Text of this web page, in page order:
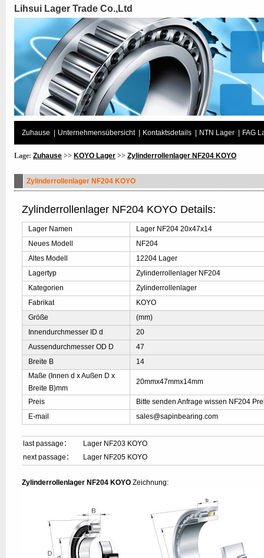
Lihsui Lager Trade Co.,Ltd
Zuhause Unternehmensübersicht Kontaktsdetails NTN Lager FAG
Lage: Zuhause >> KOYO Lager >> Zylinderrollenlager NF204 KOYO
Zylinderrollenlager NF204 KOYO
Zylinderrollenlager NF204 KOYO Details:
Lager Namen
Lager NF204 20x47x14
Neues Modell
NF204
Altes Modell
12204 Lager
Lagertyp
Zylinderrollenlager NF204
Kategorien
Zylinderrollenlager
Fabrikat
KOYO
Größe
(mm)
Innendurchmesser ID d
20
Aussendurchmesser OD D
47
Breite B
14
Maße (Innen d x Außen D x
Breite B)mm
20mmx47mmx14mm
Preis
Bitte senden Anfrage wissen NF204
E-mail
sales@sapinbearing.com
last passage：
Lager NF203 KOYO
next passage：
Lager NF205 KOYO
Zylinderrollenlager NF204 KOYO Zeichnung: